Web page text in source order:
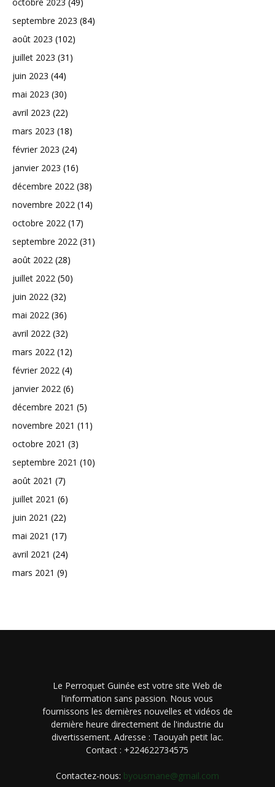
septembre 2023 (84)
août 2023 (102)
juillet 2023 (31)
juin 2023 (44)
mai 2023 (30)
avril 2023 (22)
mars 2023 (18)
février 2023 (24)
janvier 2023 (16)
décembre 2022 (38)
novembre 2022 (14)
octobre 2022 (17)
septembre 2022 (31)
août 2022 (28)
juillet 2022 (50)
juin 2022 (32)
mai 2022 (36)
avril 2022 (32)
mars 2022 (12)
février 2022 (4)
janvier 2022 (6)
décembre 2021 (5)
novembre 2021 (11)
octobre 2021 (3)
septembre 2021 (10)
août 2021 (7)
juillet 2021 (6)
juin 2021 (22)
mai 2021 (17)
avril 2021 (24)
mars 2021 (9)
Le Perroquet Guinée est votre site Web de
l'information sans passion. Nous vous
fournissons les dernières nouvelles et vidéos de
dernière heure directement de l'industrie du
divertissement. Adresse : Taouyah petit lac.
Contact : +224622734575
Contactez-nous: byousmane@gmail.com